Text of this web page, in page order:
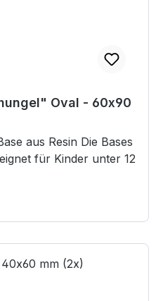
Oval - 60x90
für Kinder unter 12